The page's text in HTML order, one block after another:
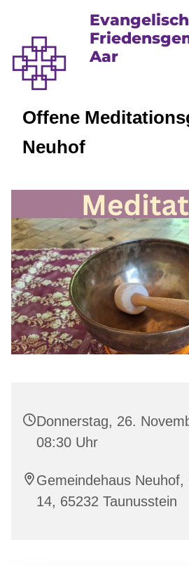
Aar
Offene
Neuhof
Donnerstag, 26.
08:30 Uhr
Gemeindehaus
14, 65232 Taunusstein